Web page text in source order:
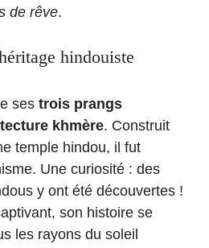
de rêve.
hindouiste
ses trois prangs
khmère. Construit
temple hindou, il fut
Une curiosité : des
y ont été découvertes !
son histoire se
les rayons du soleil